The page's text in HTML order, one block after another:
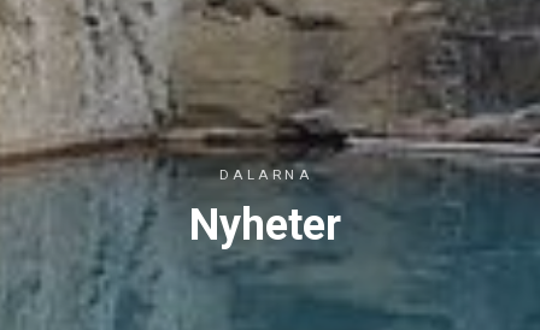
DALARNA
Nyheter